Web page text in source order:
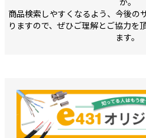
商品検索しやすくなるよう、今後の
りますので、ぜひご理解とご協力を
ます。